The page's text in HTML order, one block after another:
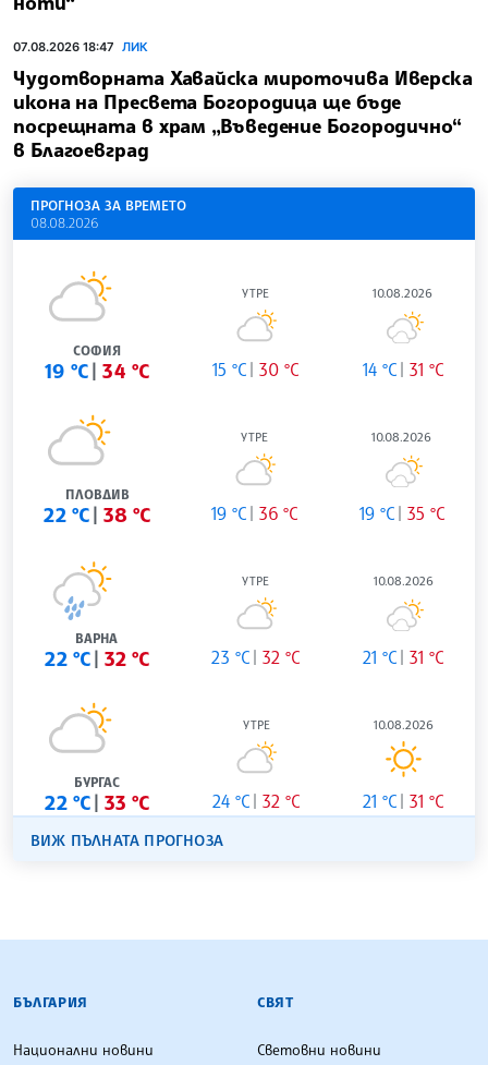
07.08.2026 18:47 ЛИК
Чудотворната Хавайска мироточива Иверска
икона на Пресвета Богородица ще бъде
посрещната в храм „Въведение Богородично“
в Благоевград
ПРОГНОЗА ЗА ВРЕМЕТО
08.08.2026
СОФИЯ
19 °C 34 °C
УТРЕ
15 °C 30 °C
10.08.2026
14 °C 31 °C
ПЛОВДИВ
22 °C 38 °C
УТРЕ
19 °C 36 °C
10.08.2026
19 °C 35 °C
ВАРНА
22 °C 32 °C
УТРЕ
23 °C 32 °C
10.08.2026
21 °C 31 °C
БУРГАС
22 °C 33 °C
УТРЕ
24 °C 32 °C
10.08.2026
21 °C 31 °C
ВИЖ ПЪЛНАТА ПРОГНОЗА
БЪЛГАРСКА ТЕЛЕГРАФНА АГЕНЦИЯ
БЪЛГАРИЯ
Национални новини
СВЯТ
Световни новини